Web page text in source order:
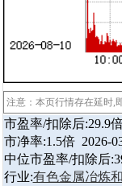
注意：本页行情存在延时,
市盈率/扣除后:29.9
市净率:1.5倍 2026-
中位市盈率/扣除后
行业:有色金属冶炼